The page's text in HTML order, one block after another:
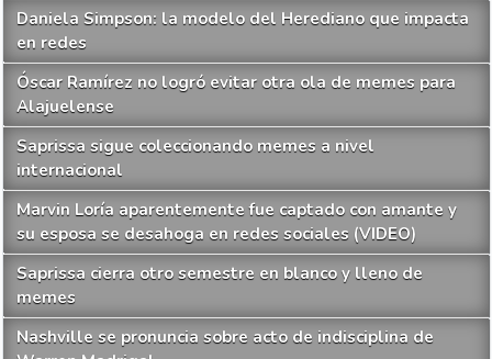
Daniela Simpson: la modelo del Herediano que impacta
en redes
Óscar Ramírez no logró evitar otra ola de memes para
Alajuelense
Saprissa sigue coleccionando memes a nivel
internacional
Marvin Loría aparentemente fue captado con amante y
su esposa se desahoga en redes sociales (VIDEO)
Saprissa cierra otro semestre en blanco y lleno de
memes
Nashville se pronuncia sobre acto de indisciplina de